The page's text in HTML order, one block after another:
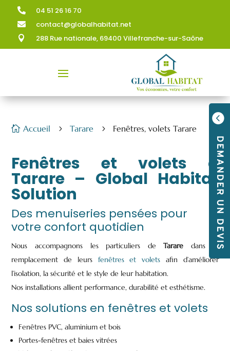
 04 51 26 16 70
 contact@globalhabitat.net
 288 Rue nationale, 69400 Villefranche-sur-Saône

DEMANDER UN DEVIS
 Accueil 5 Tarare 5 Fenêtres, volets Tarare
Fenêtres et volets à
Tarare – Global Habitat
Solution
Des menuiseries pensées pour
votre confort quotidien
Nous accompagnons les particuliers deTarare dans le
remplacement de leurs fenêtres et volets afin d’améliorer
l’isolation, la sécurité et le style de leur habitation.
Nos installations allient performance, durabilité et esthétisme.
Nos solutions en fenêtres et volets
Fenêtres PVC, aluminium et bois
Portes-fenêtres et baies vitrées